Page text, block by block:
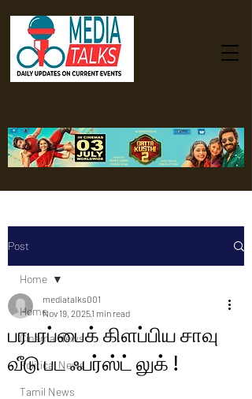
Post
Home
Cinema News
Political News
Tamil News
Home
பரபரப்பைக் கிளப்பிய சாவு
வீடு பட ஃபர்ஸ்ட் லுக் !
mediatalks001
Nov 19, 20251 min read